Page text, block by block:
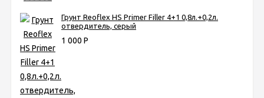
Грунт Reoflex HS Primer Filler 4+1 0,8л.+0,2л.
отвердитель, серый
1 000 Р